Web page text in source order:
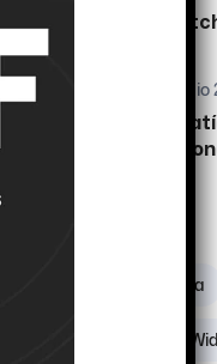
Zona geográfica